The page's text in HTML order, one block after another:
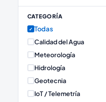
CATEGORÍA
✓ Todas
Calidad del Agua
Meteorología
Hidrología
Geotecnia
IoT / Telemetría